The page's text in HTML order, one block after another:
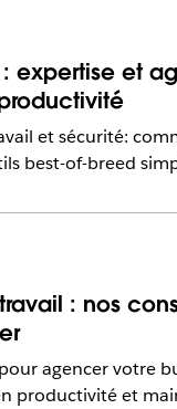
expertise et
et sécurité:
best-of-breed
: nos
agencer votre
productivité et